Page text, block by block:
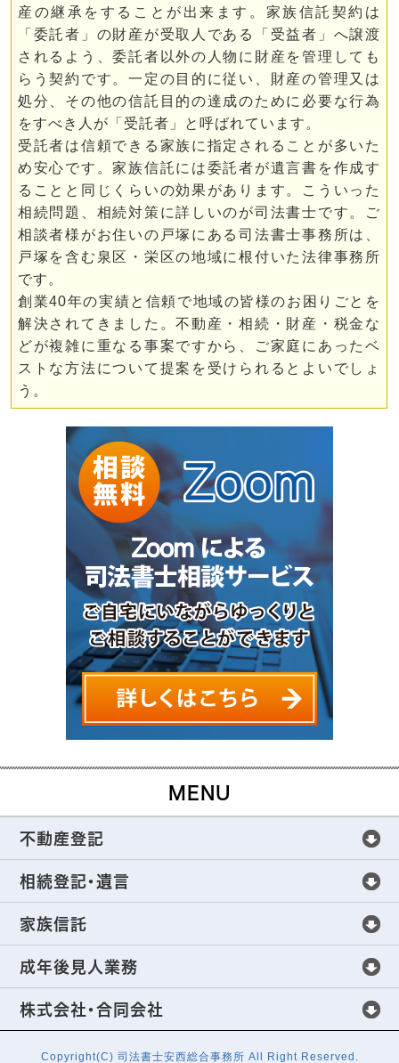
産の継承をすることが出来ます。家族信託契約は
「委託者」の財産が受取人である「受益者」へ譲渡
されるよう、委託者以外の人物に財産を管理しても
らう契約です。一定の目的に従い、財産の管理又は
処分、その他の信託目的の達成のために必要な行為
をすべき人が「受託者」と呼ばれています。
受託者は信頼できる家族に指定されることが多いた
め安心です。家族信託には委託者が遺言書を作成す
ることと同じくらいの効果があります。こういった
相続問題、相続対策に詳しいのが司法書士です。ご
相談者様がお住いの戸塚にある司法書士事務所は、
戸塚を含む泉区・栄区の地域に根付いた法律事務所
です。
創業40年の実績と信頼で地域の皆様のお困りごとを
解決されてきました。不動産・相続・財産・税金な
どが複雑に重なる事案ですから、ご家庭にあったベ
ストな方法について提案を受けられるとよいでしょ
う。
MENU
不動産登記
不動産登記
不動産登記手続きについて
不動産売買の不動産登記
生前贈与の不動産登記
相続登記・遺言
相続登記・遺言
全世代をサポートする相続手続き
これからの相続の新常識
家族信託
家族信託
家族信託の仕組み
成年後見人業務
成年後見人業務
株式会社・合同会社
株式会社・合同会社
Copyright(C) 司法書士安西総合事務所 All Right Reserved.